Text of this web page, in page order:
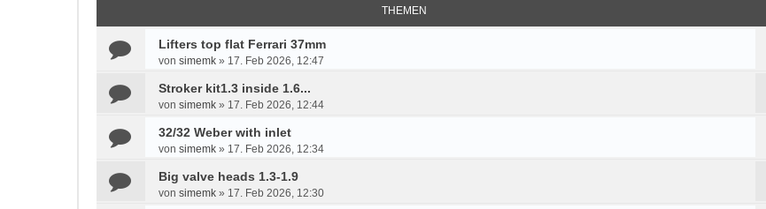
THEMEN
Lifters top flat Ferrari 37mm
von simemk » 17. Feb 2026, 12:47
Stroker kit1.3 inside 1.6...
von simemk » 17. Feb 2026, 12:44
32/32 Weber with inlet
von simemk » 17. Feb 2026, 12:34
Big valve heads 1.3-1.9
von simemk » 17. Feb 2026, 12:30